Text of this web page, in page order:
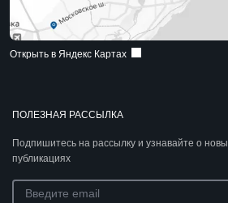
ПОЛЕЗНАЯ РАССЫЛКА
Подпишитесь на рассылку и узнавайте о
публикациях
Открыть в Яндекс Картах